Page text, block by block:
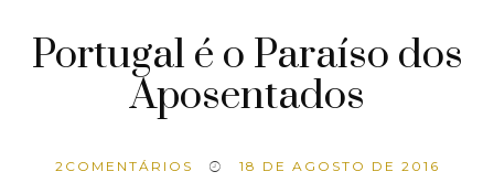
Portugal é o Paraíso dos
Aposentados
2 COMENTÁRIOS 18 DE AGOSTO DE 2016